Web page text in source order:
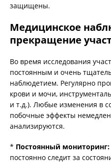
защищены.
Медицинское
прекращение
Во время исследования
постоянным и очень
наблюдетием. Регулярно
крови и мочи,
и т.д.). Любые изменения в
побочные эффекты
анализируются.
* Постоянный мониторинг:
постоянно следит за